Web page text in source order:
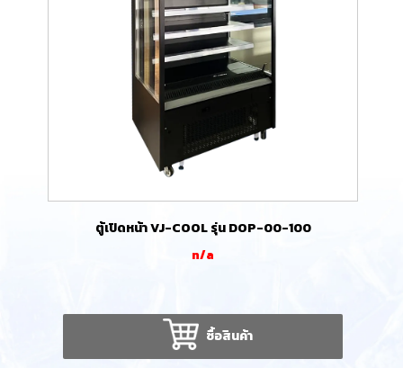
ตู้เปิดหน้า VJ-COOL รุ่น DOP-00-100
n/a
ซื้อสินค้า